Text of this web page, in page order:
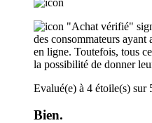
"Achat vérifié"
des consommateurs
en ligne. Toutefois, tous
la possibilité de donner
Evalué(e) à 4 étoile(s) sur
Bien.